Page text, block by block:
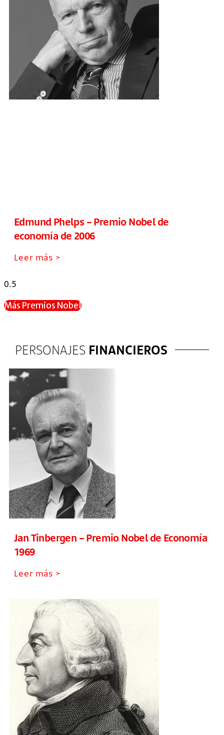
Edmund Phelps – Premio Nobel de
economía de 2006
Leer más >
Más Premios Nobel
PERSONAJES FINANCIEROS
Jan Tinbergen – Premio Nobel de Economía
1969
Leer más >